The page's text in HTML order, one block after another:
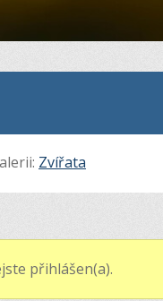
Zvířata
přihlášen(a).